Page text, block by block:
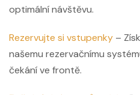
optimální návštěvu.
Rezervujte si vstupenky –
našemu rezervačnímu
čekání ve frontě.